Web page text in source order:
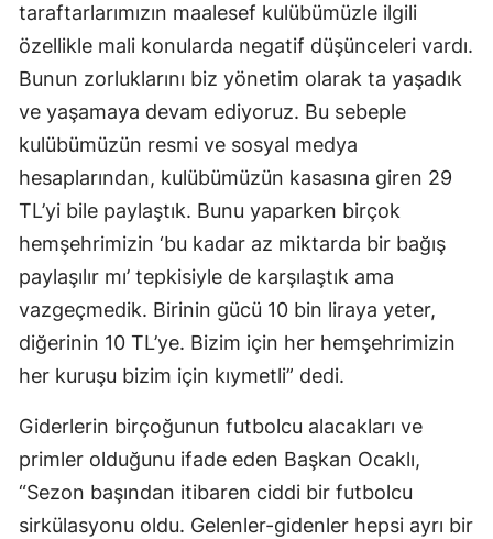
Kastamonu
Kayseri
Kırklareli
Kırşehir
Kocaeli
Konya
Kütahya
Malatya
Manisa
Kahramanmaraş
Mardin
Muğla
taraftarlarımızın maalesef kulübümüzle ilgili
özellikle mali konularda negatif düşünceleri vardı.
Bunun zorluklarını biz yönetim olarak ta yaşadık
ve yaşamaya devam ediyoruz. Bu sebeple
kulübümüzün resmi ve sosyal medya
hesaplarından, kulübümüzün kasasına giren 29
TL’yi bile paylaştık. Bunu yaparken birçok
hemşehrimizin ‘bu kadar az miktarda bir bağış
paylaşılır mı’ tepkisiyle de karşılaştık ama
vazgeçmedik. Birinin gücü 10 bin liraya yeter,
diğerinin 10 TL’ye. Bizim için her hemşehrimizin
her kuruşu bizim için kıymetli” dedi.
Giderlerin birçoğunun futbolcu alacakları ve
primler olduğunu ifade eden Başkan Ocaklı,
“Sezon başından itibaren ciddi bir futbolcu
sirkülasyonu oldu. Gelenler-gidenler hepsi ayrı bir